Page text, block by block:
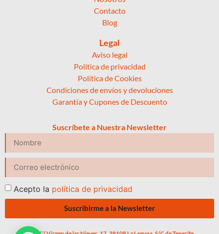
Contacto
Blog
Legal
Aviso legal
Política de privacidad
Política de Cookies
Condiciones de envíos y devoluciones
Garantía y Cupones de Descuento
Suscríbete a Nuestra Newsletter
Acepto la política de privacidad
Suscribirme a la Newsletter